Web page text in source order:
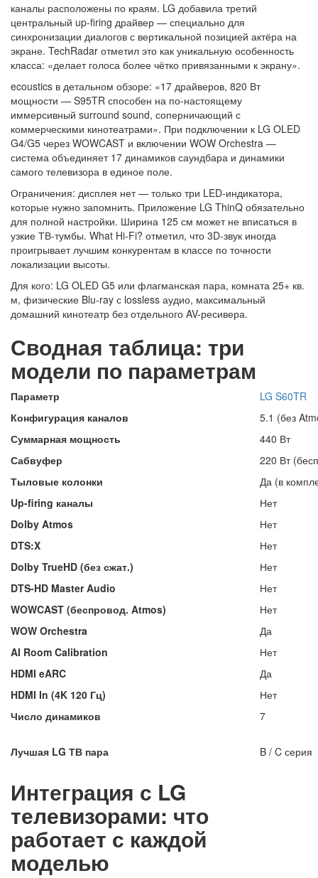
каналы расположены по краям. LG добавила третий
центральный up-firing драйвер — специально для
синхронизации диалогов с вертикальной позицией актёра на
экране. TechRadar отметил это как уникальную особенность
класса: «делает голоса более чётко привязанными к экрану».
ecoustics в детальном обзоре: «17 драйверов, 820 Вт
мощности — S95TR способен на по-настоящему
иммерсивный surround sound, соперничающий с
коммерческими кинотеатрами». При подключении к LG OLED
G4/G5 через WOWCAST и включении WOW Orchestra —
система объединяет 17 динамиков саундбара и динамики
самого телевизора в единое поле.
Ограничения: дисплея нет — только три LED-индикатора,
которые нужно запомнить. Приложение LG ThinQ обязательно
для полной настройки. Ширина 125 см может не вписаться в
узкие ТВ-тумбы. What Hi-Fi? отметил, что 3D-звук иногда
проигрывает лучшим конкурентам в классе по точности
локализации высоты.
Для кого: LG OLED G5 или флагманская пара, комната 25+ кв.
м, физические Blu-ray с lossless аудио, максимальный
домашний кинотеатр без отдельного AV-ресивера.
Сводная таблица: три
модели по параметрам
Параметр
LG S60TR
Конфигурация каналов
5.1 (без
Суммарная мощность
440 Вт
Сабвуфер
220 Вт
Тыловые колонки
Да (в
Up-firing каналы
Нет
Dolby Atmos
Нет
DTS:X
Нет
Dolby TrueHD (без сжат.)
Нет
DTS-HD Master Audio
Нет
WOWCAST (беспровод. Atmos)
Нет
WOW Orchestra
Да
AI Room Calibration
Нет
HDMI eARC
Да
HDMI In (4K 120 Гц)
Нет
Число динамиков
7
Лучшая LG ТВ пара B / C серия
Интеграция с LG
телевизорами: что
работает с каждой
моделью